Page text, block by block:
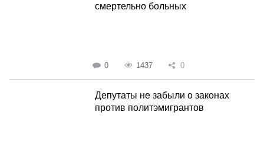
смертельно больных
0 1437 0
Депутаты не забыли о законах
против политэмигрантов